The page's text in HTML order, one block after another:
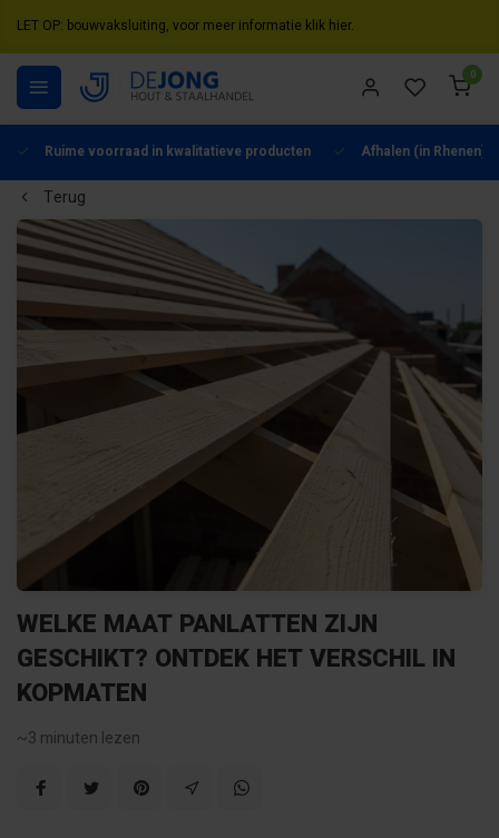
LET OP: bouwvaksluiting, voor meer informatie klik hier.
0
Ruime voorraad in kwalitatieve producten Afhalen (in Rhenen)
Terug
WELKE MAAT PANLATTEN ZIJN
GESCHIKT? ONTDEK HET VERSCHIL IN
KOPMATEN
~3 minuten lezen